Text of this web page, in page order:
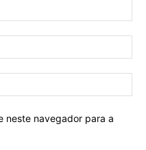
neste navegador para a